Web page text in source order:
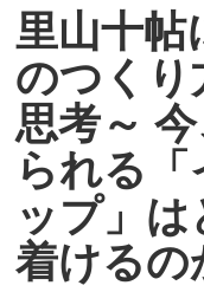
里山十帖
のつく
思考～
られる
ップ」
着けるの